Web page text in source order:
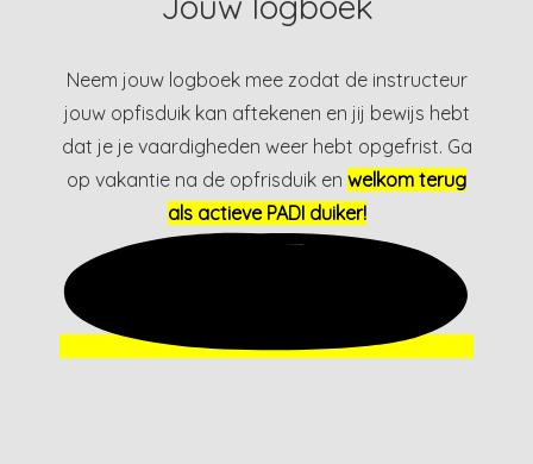
Neem jouw logboek mee zodat de instructeur
jouw opfisduik kan aftekenen en jij bewijs hebt
dat je je vaardigheden weer hebt opgefrist. Ga
op vakantie na de opfrisduik en welkom terug
als actieve PADI duiker!